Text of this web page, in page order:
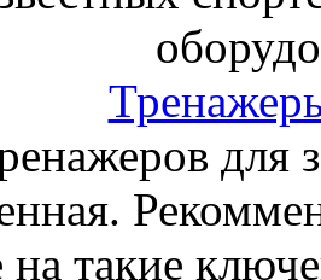
для
такие